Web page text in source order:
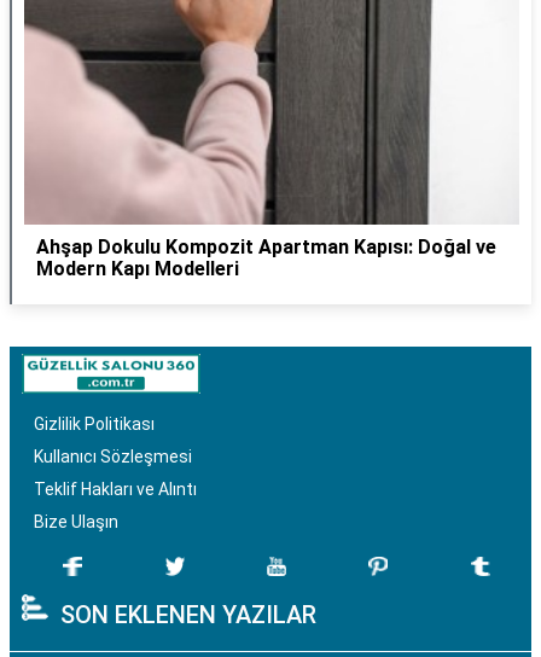
Ahşap Dokulu Kompozit Apartman Kapısı: Doğal ve
Modern Kapı Modelleri
Gizlilik Politikası
Kullanıcı Sözleşmesi
Teklif Hakları ve Alıntı
Bize Ulaşın
SON EKLENEN YAZILAR